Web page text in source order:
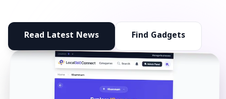
Read Latest News Find Gadgets